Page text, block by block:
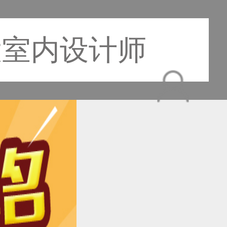
内设计师